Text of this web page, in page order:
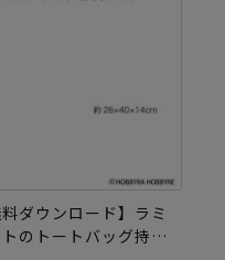
料ダウンロード】ラミ
のトートバッグ持ち